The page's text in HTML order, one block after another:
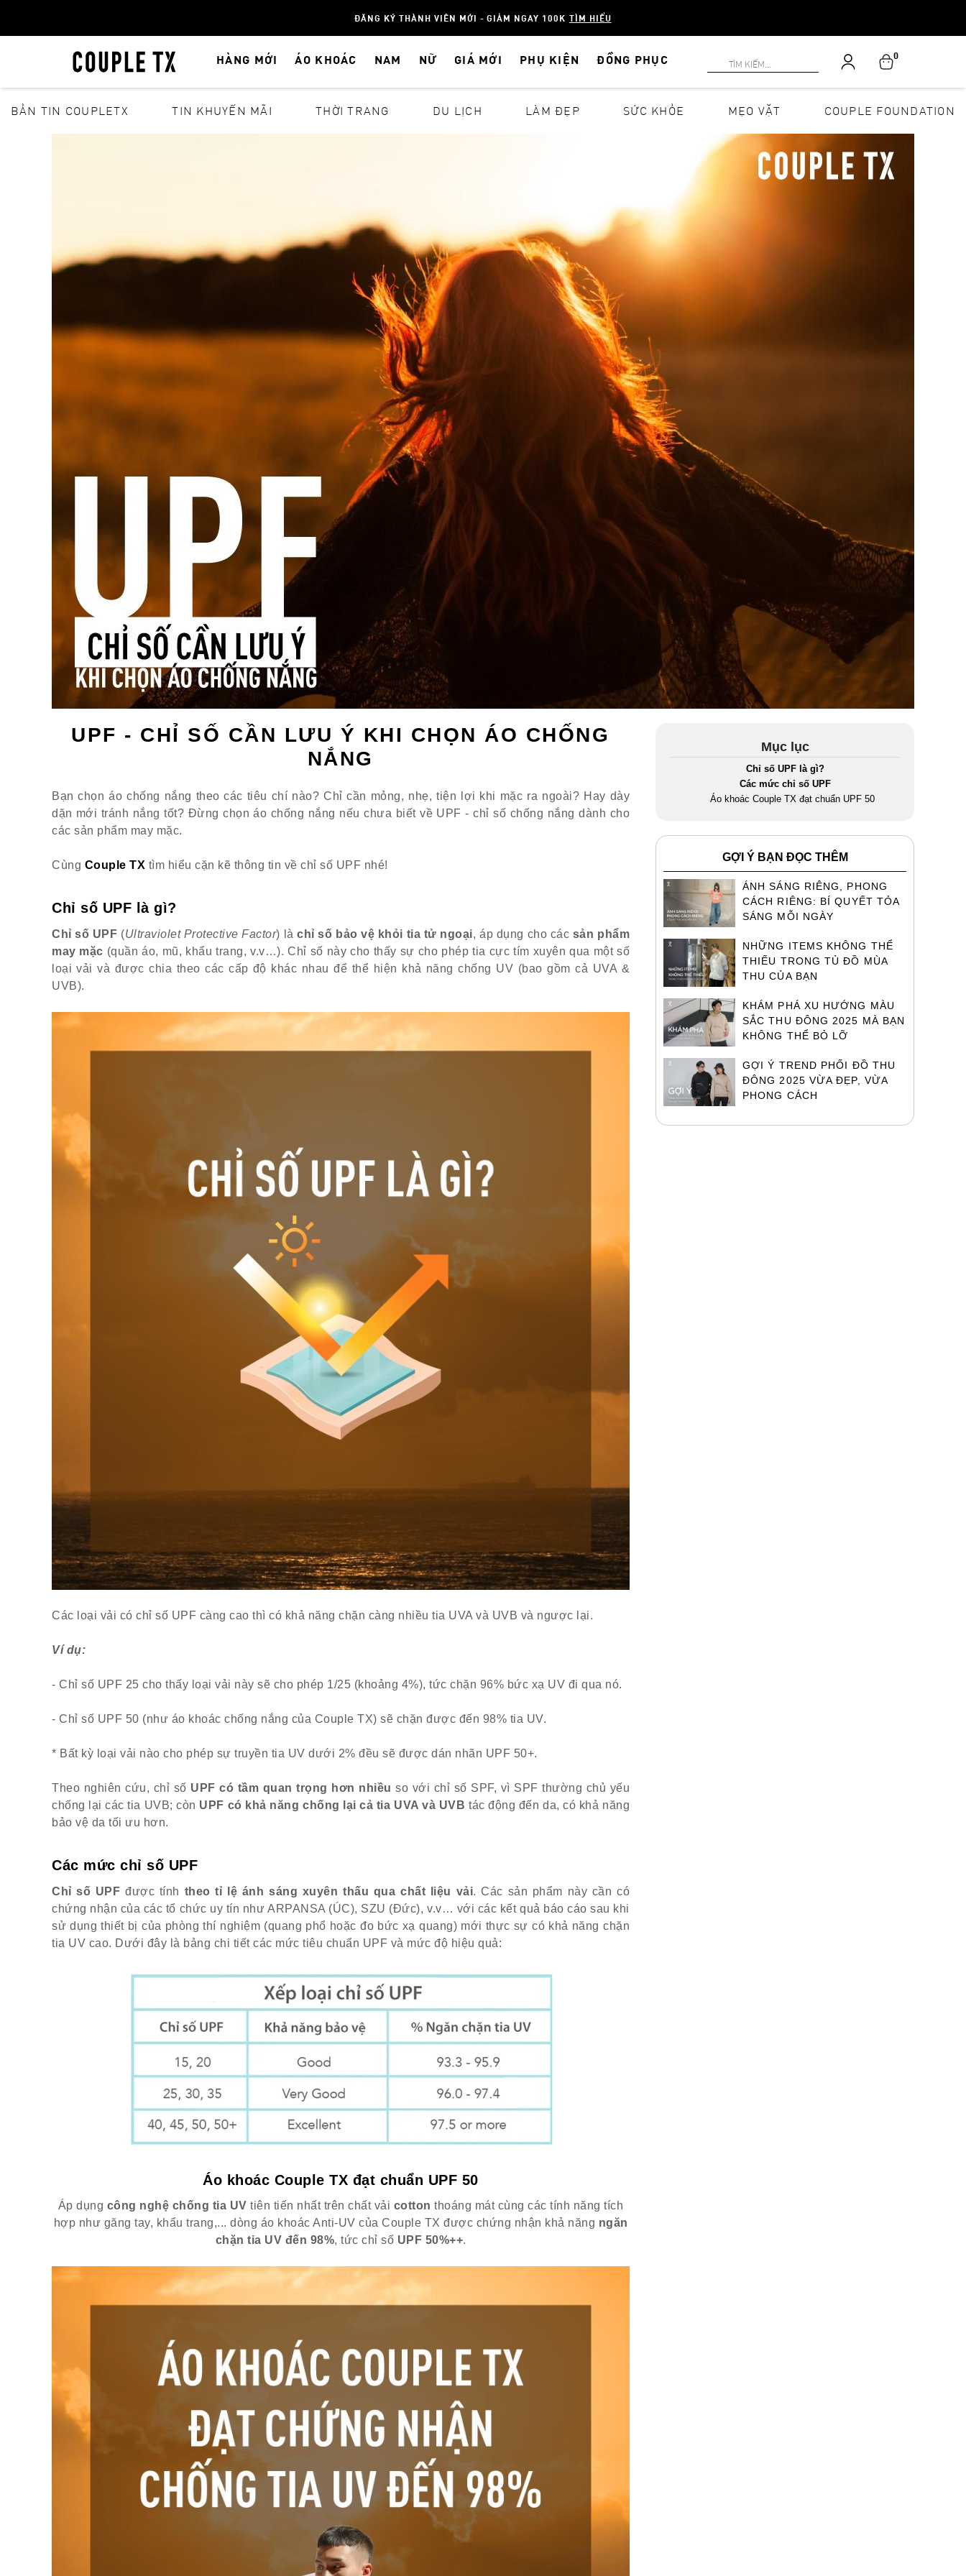
ĐĂNG KÝ THÀNH VIÊN MỚI - GIẢM NGAY 100K TÌM HIỂU
HÀNG MỚI ÁO KHOÁC NAM NỮ GIÁ MỚI PHỤ KIỆN ĐỒNG PHỤC 0
BẢN TIN COUPLETX TIN KHUYẾN MÃI THỜI TRANG DU LỊCH LÀM ĐẸP SỨC KHỎE MẸO VẶT COUPLE FOUNDATION
UPF - CHỈ SỐ CẦN LƯU Ý KHI CHỌN ÁO CHỐNG
NẮNG
Bạn chọn áo chống nắng theo các tiêu chí nào? Chỉ cần mỏng, nhẹ, tiện lợi khi mặc ra ngoài? Hay dày
dặn mới tránh nắng tốt? Đừng chọn áo chống nắng nếu chưa biết về UPF - chỉ số chống nắng dành cho
các sản phẩm may mặc.
Cùng Couple TX tìm hiểu cặn kẽ thông tin về chỉ số UPF nhé!
Chỉ số UPF là gì?
Chỉ số UPF (Ultraviolet Protective Factor) làchỉ số bảo vệ khỏi tia tử ngoại, áp dụng cho các sản phẩm
may mặc (quần áo, mũ, khẩu trang, v.v…). Chỉ số này cho thấy sự cho phép tia cực tím xuyên qua một số
loại vải và được chia theo các cấp độ khác nhau để thể hiện khả năng chống UV (bao gồm cả UVA &
UVB).
Các loại vải có chỉ số UPF càng cao thì có khả năng chặn càng nhiều tia UVA và UVB và ngược lại.
Ví dụ:
- Chỉ số UPF 25 cho thấy loại vải này sẽ cho phép 1/25 (khoảng 4%), tức chặn 96% bức xạ UV đi qua nó.
- Chỉ số UPF 50 (như áo khoác chống nắng của Couple TX) sẽ chặn được đến 98% tia UV.
* Bất kỳ loại vải nào cho phép sự truyền tia UV dưới 2% đều sẽ được dán nhãn UPF 50+.
Theo nghiên cứu, chỉ số UPF có tầm quan trọng hơn nhiều so với chỉ số SPF, vì SPF thường chủ yếu
chống lại các tia UVB; còn UPF có khả năng chống lại cả tia UVA và UVB tác động đến da, có khả năng
bảo vệ da tối ưu hơn.
Các mức chỉ số UPF
Chỉ số UPF được tính theo tỉ lệ ánh sáng xuyên thấu qua chất liệu vải. Các sản phẩm này cần có
chứng nhận của các tổ chức uy tín như ARPANSA (ÚC), SZU (Đức), v.v… với các kết quả báo cáo sau khi
sử dụng thiết bị của phòng thí nghiệm (quang phổ hoặc đo bức xạ quang) mới thực sự có khả năng chặn
tia UV cao. Dưới đây là bảng chi tiết các mức tiêu chuẩn UPF và mức độ hiệu quả:
Áo khoác Couple TX đạt chuẩn UPF 50
Áp dụng công nghệ chống tia UV tiên tiến nhất trên chất vải cotton thoáng mát cùng các tính năng tích
hợp như găng tay, khẩu trang,... dòng áo khoác Anti-UV của Couple TX được chứng nhận khả năng ngăn
chặn tia UV đến 98%, tức chỉ số UPF 50%++.
Mục lục
Chỉ số UPF là gì?
Các mức chỉ số UPF
Áo khoác Couple TX đạt chuẩn UPF 50
GỢI Ý BẠN ĐỌC THÊM
ÁNH SÁNG RIÊNG, PHONG
CÁCH RIÊNG: BÍ QUYẾT TỎA
SÁNG MỖI NGÀY
NHỮNG ITEMS KHÔNG THỂ
THIẾU TRONG TỦ ĐỒ MÙA
THU CỦA BẠN
KHÁM PHÁ XU HƯỚNG MÀU
SẮC THU ĐÔNG 2025 MÀ BẠN
KHÔNG THỂ BỎ LỠ
GỢI Ý TREND PHỐI ĐỒ THU
ĐÔNG 2025 VỪA ĐẸP, VỪA
PHONG CÁCH